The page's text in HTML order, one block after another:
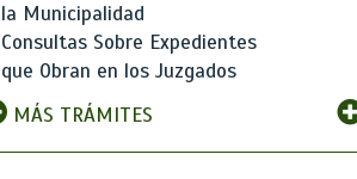
la Municipalidad
Consultas Sobre Expedientes
que Obran en los Juzgados
MÁS TRÁMITES